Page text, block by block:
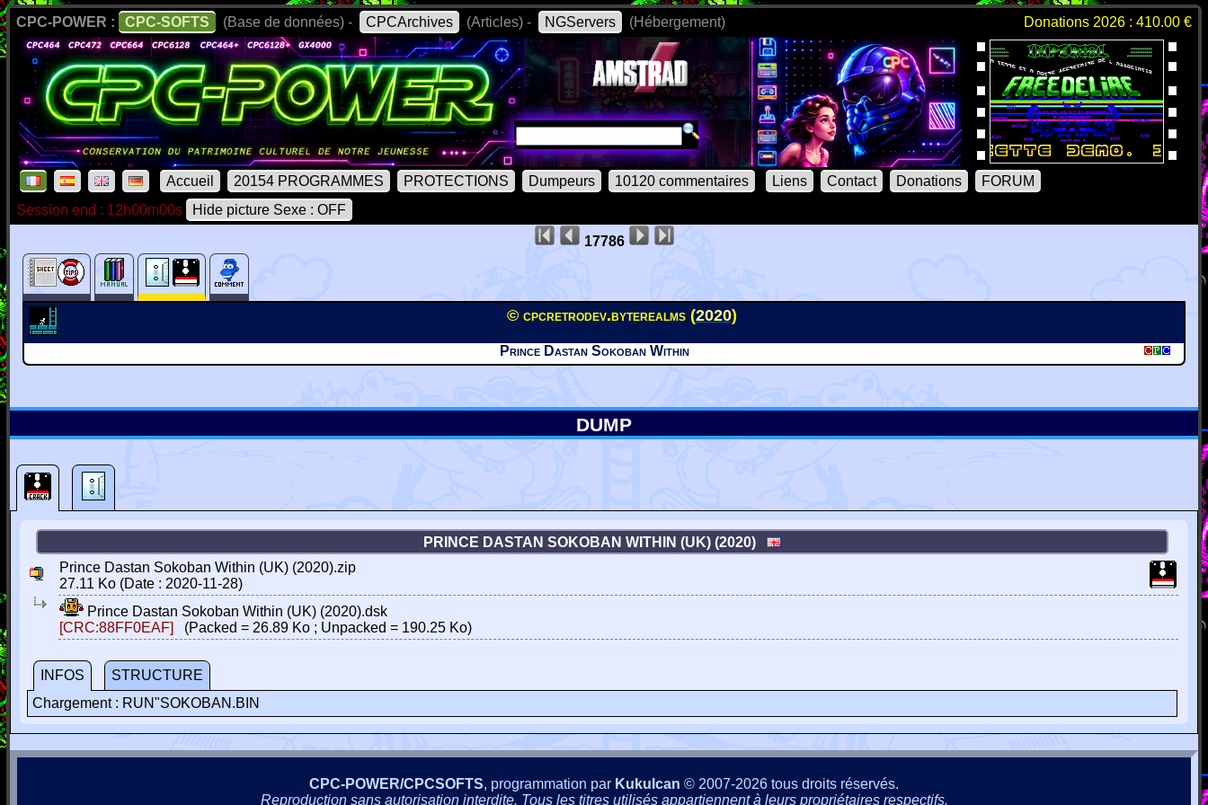
CPC-POWER : CPC-SOFTS (Base de données) - CPCArchives (Articles) - NGServers (Hébergement) Donations 2026 : 410.00 €
Accueil 20154 PROGRAMMES PROTECTIONS Dumpeurs 10120 commentaires Liens Contact Donations
FORUM
Session end : 12h00m00s
Hide picture Sexe : OFF
17786
© cpcretrodev.byterealms (2020)
Prince Dastan Sokoban Within
DUMP
PRINCE DASTAN SOKOBAN WITHIN (UK) (2020)
Prince Dastan Sokoban Within (UK) (2020).zip
27.11 Ko (Date : 2020-11-28)
Prince Dastan Sokoban Within (UK) (2020).dsk
[CRC:88FF0EAF]
(Packed = 26.89 Ko ; Unpacked = 190.25 Ko)
INFOS
STRUCTURE
Chargement : RUN"SOKOBAN.BIN
CPC-POWER/CPCSOFTS, programmation par Kukulcan © 2007-2026 tous droits réservés.
Reproduction sans autorisation interdite. Tous les titres utilisés appartiennent à leurs propriétaires respectifs.